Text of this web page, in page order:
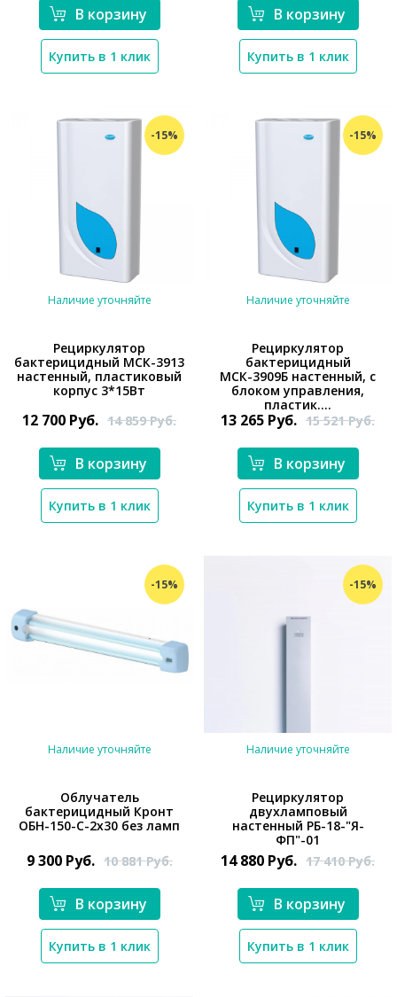
В корзину
Купить в 1 клик
В корзину
Купить в 1 клик
-15%
*}
Наличие уточняйте
Рециркулятор
бактерицидный МСК-3913
настенный, пластиковый
корпус 3*15Вт
12 700 Руб. 14 859Руб.
В корзину
Купить в 1 клик
-15%
*}
Наличие уточняйте
Рециркулятор
бактерицидный
МСК-3909Б настенный, с
блоком управления,
пластик....
13 265 Руб. 15 521Руб.
В корзину
Купить в 1 клик
-15%
*}
Наличие уточняйте
Облучатель
бактерицидный Кронт
ОБН-150-С-2x30 без ламп
9 300 Руб. 10 881Руб.
В корзину
Купить в 1 клик
-15%
*}
Наличие уточняйте
Рециркулятор
двухламповый
настенный РБ-18-"Я-
ФП"-01
14 880 Руб. 17 410Руб.
В корзину
Купить в 1 клик